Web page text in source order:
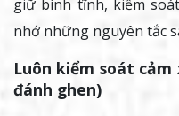
giữ bình tĩnh, kiểm
nhớ những nguyên tắc
Luôn kiểm soát
đánh ghen)